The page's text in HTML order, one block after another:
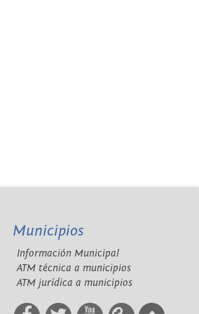
Municipios
Información Municipal
ATM técnica a municipios
ATM jurídica a municipios